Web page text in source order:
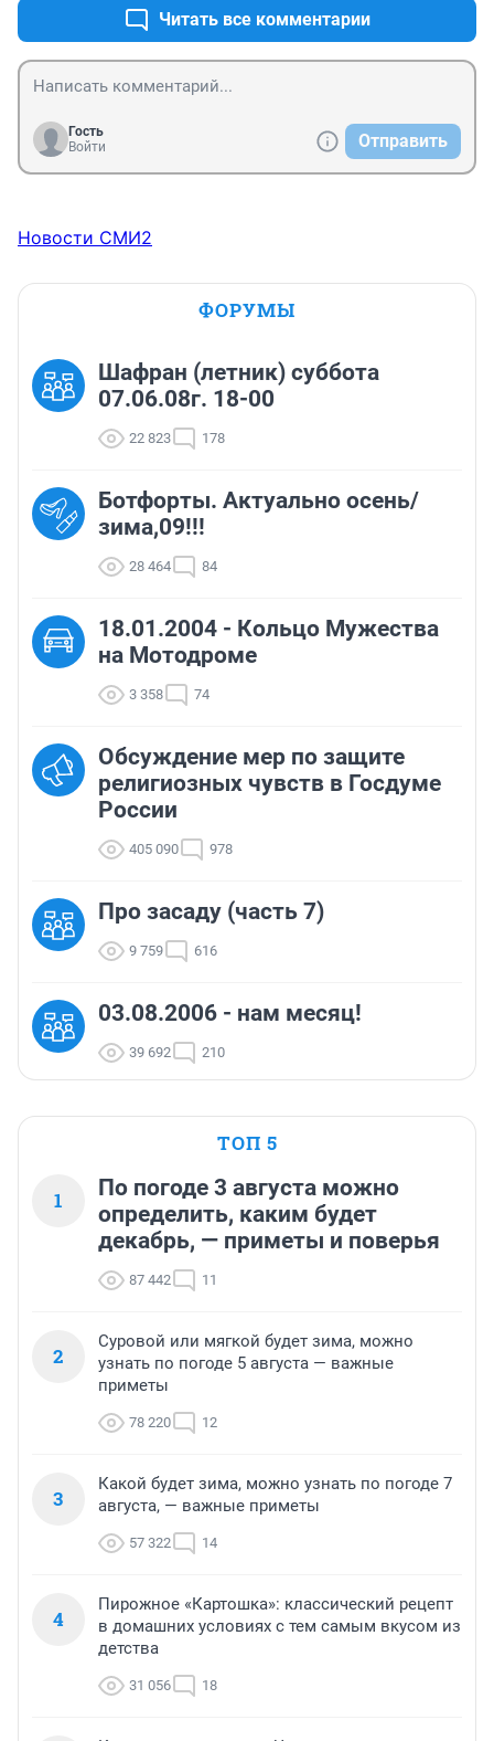
Читать все комментарии
Гость
Войти
Отправить
Новости СМИ2
ФОРУМЫ
Шафран (летник) суббота
07.06.08г. 18-00
22 823 178
Ботфорты. Актуально осень/
зима,09!!!
28 464 84
18.01.2004 - Кольцо Мужества
на Мотодроме
3 358 74
Обсуждение мер по защите
религиозных чувств в Госдуме
России
405 090 978
Про засаду (часть 7)
9 759 616
03.08.2006 - нам месяц!
39 692 210
ТОП 5
1
По погоде 3 августа можно
определить, каким будет
декабрь, — приметы и поверья
87 442 11
2
Суровой или мягкой будет зима, можно
узнать по погоде 5 августа — важные
приметы
78 220 12
3
Какой будет зима, можно узнать по погоде 7
августа, — важные приметы
57 322 14
4
Пирожное «Картошка»: классический рецепт
в домашних условиях с тем самым вкусом из
детства
31 056 18